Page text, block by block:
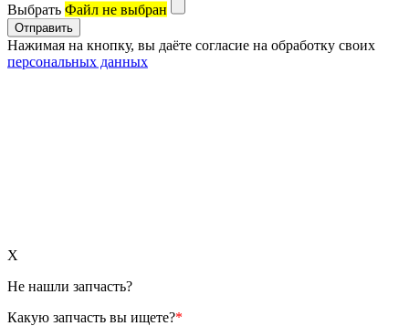
Выбрать Файл не выбран
Нажимая на кнопку, вы даёте согласие на обработку своих
персональных данных
X
Не нашли запчасть?
Какую запчасть вы ищете?*